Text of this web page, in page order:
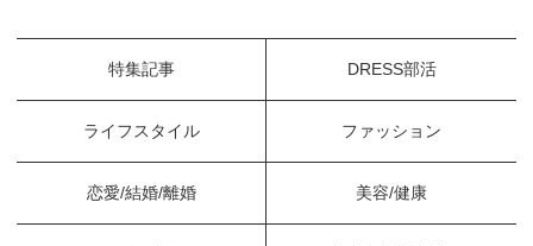
特集記事 DRESS部活
ライフスタイル ファッション
恋愛/結婚/離婚 美容/健康